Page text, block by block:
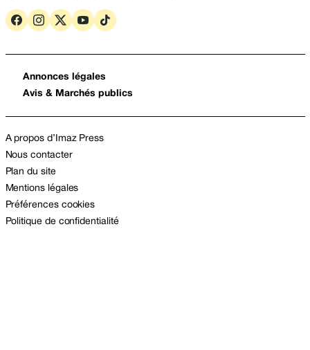
Annonces légales
Avis & Marchés publics
A propos d’Imaz Press
Nous contacter
Plan du site
Mentions légales
Préférences cookies
Politique de confidentialité